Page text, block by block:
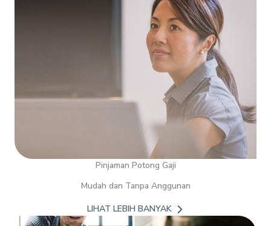
Pinjaman Potong Gaji
Mudah dan Tanpa Anggunan
LIHAT LEBIH BANYAK